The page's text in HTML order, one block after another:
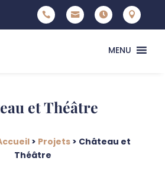




MENU
et Théâtre
> Projets > Château et
Théâtre